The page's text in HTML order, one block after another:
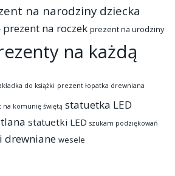
na narodziny dziecka
prezent na roczek prezent na urodziny
na każdą
do książki prezent łopatka drewniana
na komunię świętą statuetka LED
statuetki LED szukam podziękowań
drewniane wesele